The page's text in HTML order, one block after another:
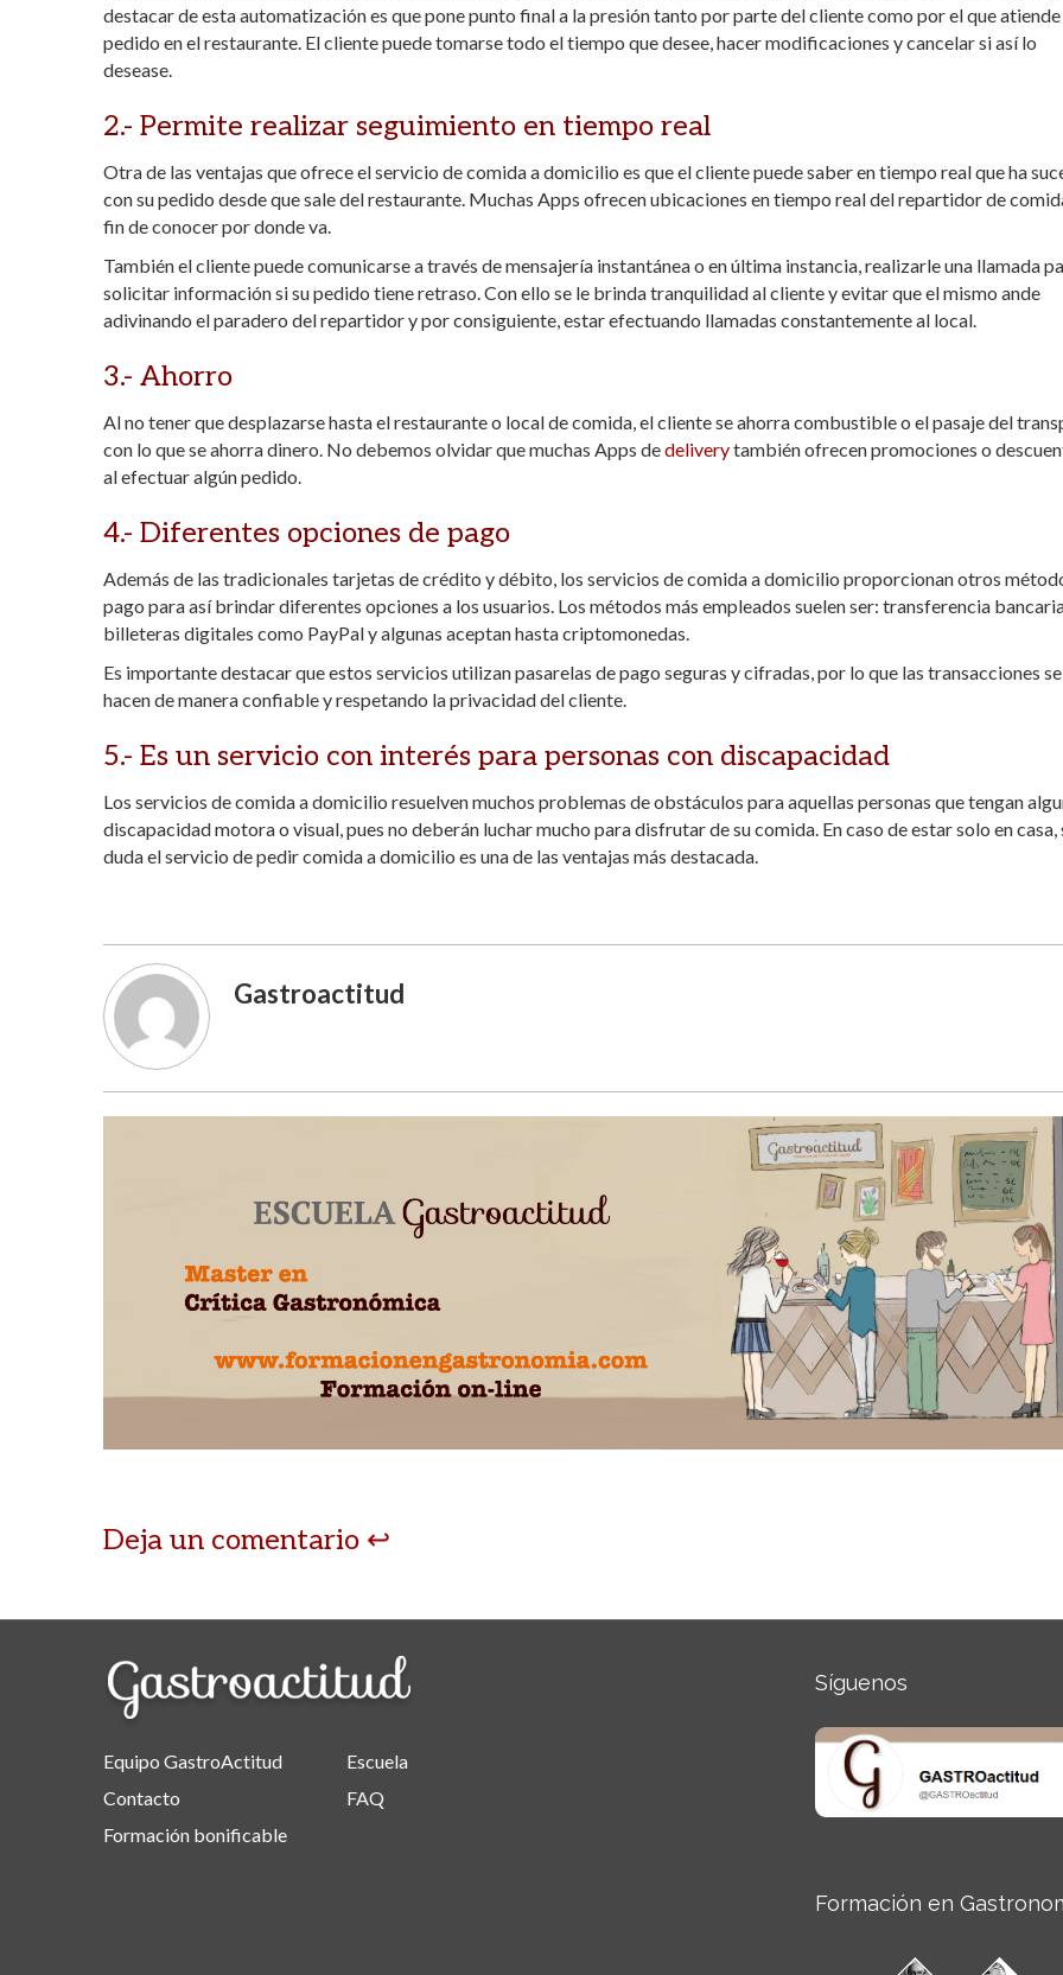
destacar de esta automatización es que pone punto final a la presión tanto por parte del cliente como por el que
pedido en el restaurante. El cliente puede tomarse todo el tiempo que desee, hacer modificaciones y cancelar si así lo
desease.
2.- Permite realizar seguimiento en tiempo real
Otra de las ventajas que ofrece el servicio de comida a domicilio es que el cliente puede saber en tiempo real que ha
con su pedido desde que sale del restaurante. Muchas Apps ofrecen ubicaciones en tiempo real del repartidor de
fin de conocer por donde va.
También el cliente puede comunicarse a través de mensajería instantánea o en última instancia, realizarle una llamada
solicitar información si su pedido tiene retraso. Con ello se le brinda tranquilidad al cliente y evitar que el mismo ande
adivinando el paradero del repartidor y por consiguiente, estar efectuando llamadas constantemente al local.
3.- Ahorro
Al no tener que desplazarse hasta el restaurante o local de comida, el cliente se ahorra combustible o el pasaje del
con lo que se ahorra dinero. No debemos olvidar que muchas Apps dedeliverytambién ofrecen promociones o
al efectuar algún pedido.
4.- Diferentes opciones de pago
Además de las tradicionales tarjetas de crédito y débito, los servicios de comida a domicilio proporcionan otros
pago para así brindar diferentes opciones a los usuarios. Los métodos más empleados suelen ser: transferencia
billeteras digitales como PayPal y algunas aceptan hasta criptomonedas.
Es importante destacar que estos servicios utilizan pasarelas de pago seguras y cifradas, por lo que las transacciones se
hacen de manera confiable y respetando la privacidad del cliente.
5.- Es un servicio con interés para personas con discapacidad
Los servicios de comida a domicilio resuelven muchos problemas de obstáculos para aquellas personas que tengan
discapacidad motora o visual, pues no deberán luchar mucho para disfrutar de su comida. En caso de estar solo en casa,
duda el servicio de pedir comida a domicilio es una de las ventajas más destacada.
Gastroactitud
Deja un comentario
Equipo GastroActitud
Contacto
Formación bonificable
Escuela
FAQ
Síguenos
Formación en